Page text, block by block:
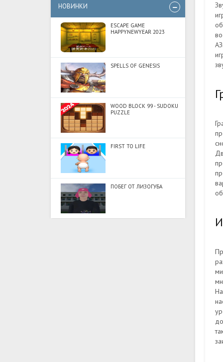
НОВИНКИ
ESCAPE GAME
HAPPYNEWYEAR 2023
SPELLS OF GENESIS
WOOD BLOCK 99 - SUDOKU
PUZZLE
FIRST TO LIFE
ПОБЕГ ОТ ЛИЗОГУБА